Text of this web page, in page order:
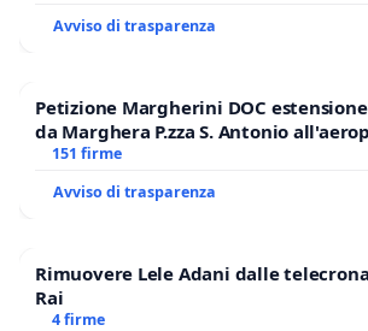
Avviso di trasparenza
Petizione Margherini DOC
da Marghera P.zza S. Antonio
Polo tariffa a € 1,50
151 firme
Avviso di trasparenza
Rimuovere Lele Adani dalle
Rai
4 firme